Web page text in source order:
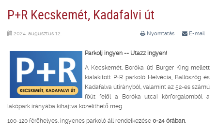
P+R Kecskemét, Kadafalvi út
Nyomtatás E-mail
2024. augusztus 12.
Parkolj ingyen -- Utazz ingyen!
A Kecskemét, Boróka úti Burger King mellett
kialakított P+R parkoló Helvécia, Ballószög és
Kadafalva útirányból, valamint az 52-es számú
főút felől a Boróka utcai körforgalomból a
lakópark irányába kihajtva közelíthető meg.
100-120 férőhelyes, ingyenes parkoló áll rendelkezése 0-24 órában.